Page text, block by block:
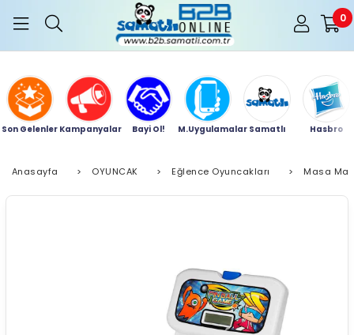
0
Son Gelenler Kampanyalar Bayi Ol! M.Uygulamalar Samatlı Hasbro
Anasayfa > OYUNCAK > Eğlence Oyuncakları > Masa